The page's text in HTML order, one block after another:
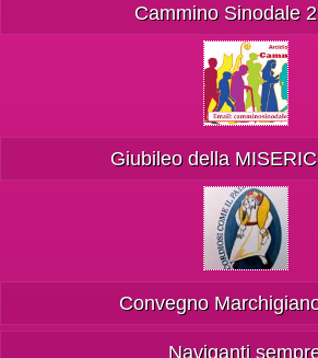
Cammino Sinodale
Giubileo della
Convegno
Naviganti